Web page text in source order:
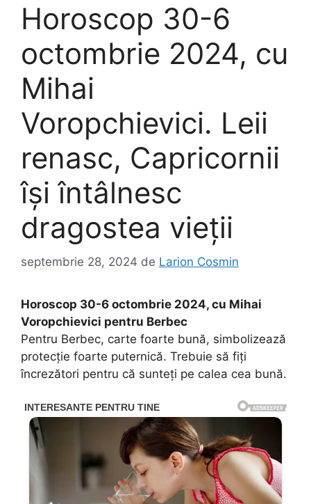
Horoscop 30-6
octombrie 2024, cu
Mihai
Voropchievici. Leii
renasc, Capricornii
îşi întâlnesc
dragostea vieţii
septembrie 28, 2024 de Larion Cosmin
Horoscop 30-6 octombrie 2024, cu Mihai
Voropchievici pentru Berbec
Pentru Berbec, carte foarte bună, simbolizează
protecţie foarte puternică. Trebuie să fiţi
încrezători pentru că sunteţi pe calea cea bună.